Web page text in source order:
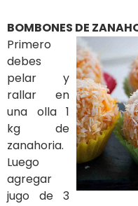
BOMBONES DE
Primero
debes
pelar y
rallar en
una olla 1
kg de
zanahoria.
Luego
agregar
jugo de 3